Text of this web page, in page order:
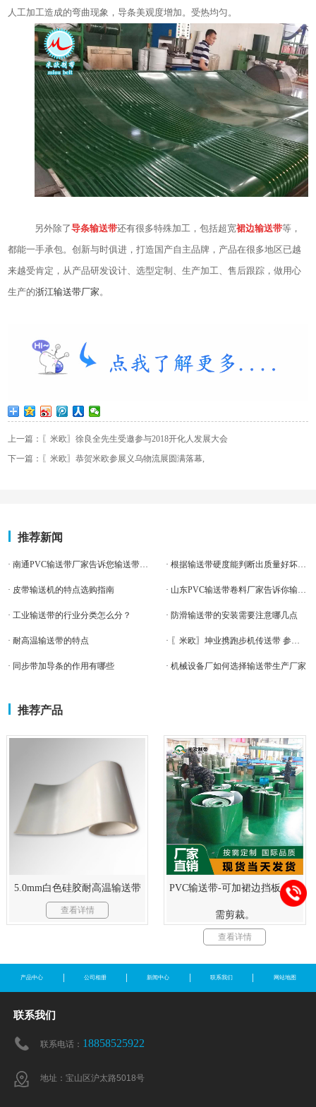
人工加工造成的弯曲现象，导条美观度增加。受热均匀。
另外除了导条输送带还有很多特殊加工，包括超宽裙边输送带等，
都能一手承包。创新与时俱进，打造国产自主品牌，产品在很多地区已越
来越受肯定，从产品研发设计、选型定制、生产加工、售后跟踪，做用心
生产的浙江输送带厂家 。
上一篇：〖米欧〗徐良全先生受邀参与2018开化人发展大会
下一篇：〖米欧〗恭贺米欧参展义乌物流展圆满落幕,
推荐新闻
· 南通PVC输送带厂家告诉您输送带损伤会带来什么 · 根据输送带硬度能判断出质量好坏吗？
· 皮带输送机的特点选购指南 · 山东PVC输送带卷料厂家告诉你输送带要用多宽的
· 工业输送带的行业分类怎么分？ · 防滑输送带的安装需要注意哪几点
· 耐高温输送带的特点 · 〖米欧〗坤业携跑步机传送带 参展“体博会”
· 同步带加导条的作用有哪些 · 机械设备厂如何选择输送带生产厂家
推荐产品
5.0mm白色硅胶耐高温输送带
查看详情
PVC输送带-可加裙边挡板，按
需剪裁。
查看详情
产品中心 公司相册 新闻中心 联系我们 网站地图
联系我们
联系电话： 18858525922
地址：宝山区沪太路5018号